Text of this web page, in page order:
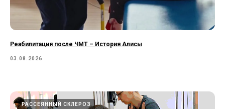
Реабилитация после ЧМТ – История Алисы
03.08.2026
РАССЕЯННЫЙ СКЛЕРОЗ